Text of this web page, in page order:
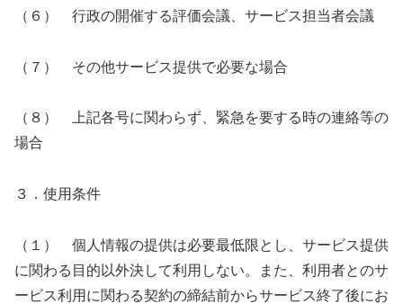
（６） 行政の開催する評価会議、サービス担当者会議
（７） その他サービス提供で必要な場合
（８） 上記各号に関わらず、緊急を要する時の連絡等の
場合
３．使用条件
（１） 個人情報の提供は必要最低限とし、サービス提供
に関わる目的以外決して利用しない。また、利用者とのサ
ービス利用に関わる契約の締結前からサービス終了後にお